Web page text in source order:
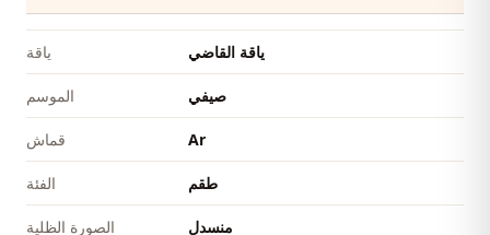
ياقة ياقة القاضي
الموسم صيفي
قماش Ar
الفئة طقم
الصورة الظلية منسدل